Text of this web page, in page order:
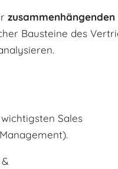
Bausteine des
Sales